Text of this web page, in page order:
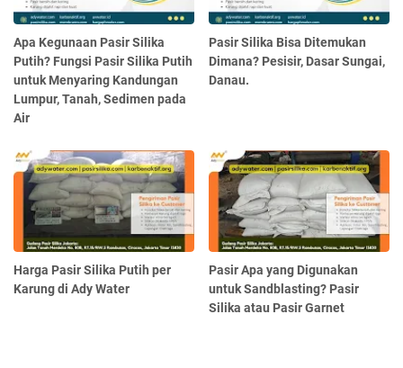
Apa Kegunaan Pasir Silika
Putih? Fungsi Pasir Silika Putih
untuk Menyaring Kandungan
Lumpur, Tanah, Sedimen pada
Air
Pasir Silika Bisa Ditemukan
Dimana? Pesisir, Dasar Sungai,
Danau.
Harga Pasir Silika Putih per
Karung di Ady Water
Pasir Apa yang Digunakan
untuk Sandblasting? Pasir
Silika atau Pasir Garnet